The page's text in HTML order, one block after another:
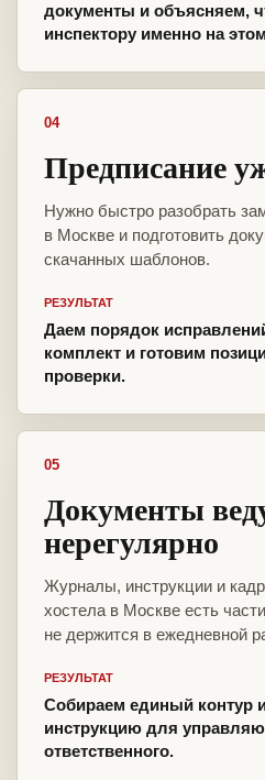
документы и объясняем,
инспектору именно на
04
Предписание
Нужно быстро разобрать
в Москве и подготовить
скачанных шаблонов.
РЕЗУЛЬТАТ
Даем порядок
комплект и готовим
проверки.
05
Документы
нерегулярно
Журналы, инструкции и
хостела в Москве есть
не держится в ежедневной
РЕЗУЛЬТАТ
Собираем единый контур
инструкцию для
ответственного.